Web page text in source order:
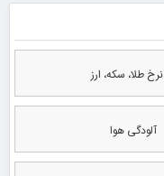
نرخ طلا، سکه، ارز
آلودگی هوا